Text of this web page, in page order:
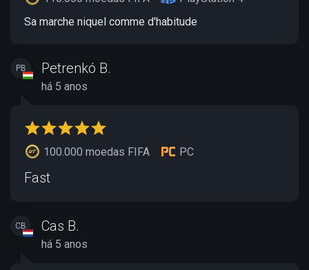
Sa marche niquel comme d'habitude
PB Petrenkó B.
há 5 anos
100.000 moedas FIFA PC
Fast
CB Cas B.
há 5 anos